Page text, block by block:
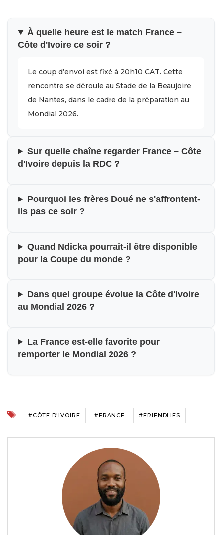
À quelle heure est le match France –
Côte d'Ivoire ce soir ?
Le coup d’envoi est fixé à 20h10 CAT. Cette
rencontre se déroule au Stade de la Beaujoire
de Nantes, dans le cadre de la préparation au
Mondial 2026.
Sur quelle chaîne regarder France – Côte
d'Ivoire depuis la RDC ?
Pourquoi les frères Doué ne s'affrontent-
ils pas ce soir ?
Quand Ndicka pourrait-il être disponible
pour la Coupe du monde ?
Dans quel groupe évolue la Côte d'Ivoire
au Mondial 2026 ?
La France est-elle favorite pour
remporter le Mondial 2026 ?
#CÔTE D'IVOIRE #FRANCE #FRIENDLIES